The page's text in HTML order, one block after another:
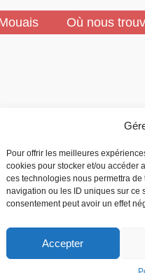
Pour offrir les meilleures
cookies pour stocker et/ou accéder
ces technologies nous permettra
navigation ou les ID uniques sur ce
consentement peut avoir un effet
Accepter
Où nous
la